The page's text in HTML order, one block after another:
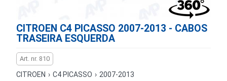
CITROEN C4 PICASSO 2007-2013 - CABOS
TRASEIRA ESQUERDA
Art. nr. 810
CITROEN › C4 PICASSO › 2007-2013